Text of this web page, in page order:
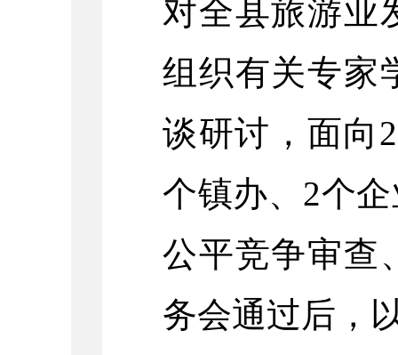
对全县旅游业
组织有关专家
谈研讨，面向
个镇办、2个
公平竞争审查
务会通过后，